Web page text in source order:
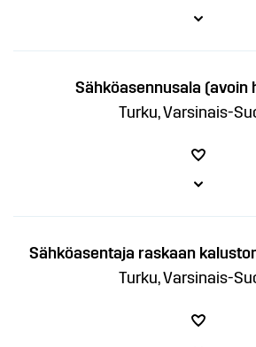
Sähköasennusala (avoin
Turku, Varsinais-
Sähköasentaja raskaan
Turku, Varsinais-